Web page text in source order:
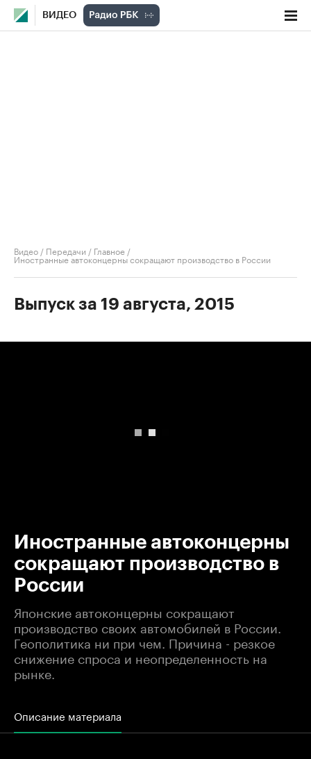
ВИДЕО
Видео / Передачи / Главное /
Иностранные автоконцерны сокращают производство в России
Выпуск за 19 августа, 2015
Иностранные автоконцерны
сокращают производство в
России
Японские автоконцерны сокращают
производство своих автомобилей в России.
Геополитика ни при чем. Причина - резкое
снижение спроса и неопределенность на
рынке.
Описание материала